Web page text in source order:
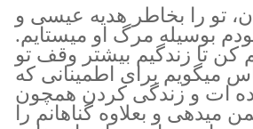
تو را بخاطر هديه عيسى و
بوسيله مرگ او ميستايم.
كن تا زندگيم بيشتر وقف تو
ميگويم براى اطمينانى كه
ات و زندگى كردن همچون
ميدهى و بعلاوه گناهانم را